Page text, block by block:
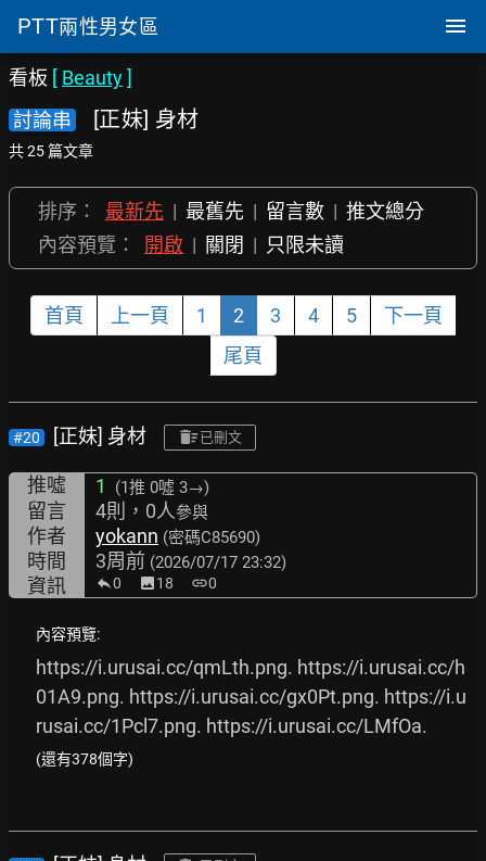
PTT兩性男女區
看板 [ Beauty]
討論串
[正妹] 身材
共 25 篇文章
排序： 最新先 | 最舊先 | 留言數 | 推文總分
內容預覽：
開啟 | 關閉 | 只限未讀
首頁 上一頁 1 2 3 4 5
下一頁
尾頁
#20 [正妹] 身材 已刪文
推噓 1 (1推 0噓 3→)
留言 4則，0人參與
作者 yokann (密碼C85690)
時間 3周前 (2026/07/17 23:32)
資訊 0 image18 link0
內容預覽:
https://i.urusai.cc/qmLth.png. https://i.urusai.cc/h
01A9.png. https://i.urusai.cc/gx0Pt.png. https://i.u
rusai.cc/1Pcl7.png. https://i.urusai.cc/LMfOa.
(還有378個字)